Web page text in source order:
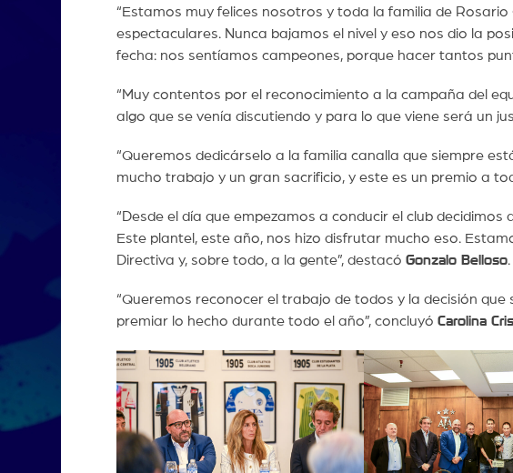
“Estamos muy felices nosotros y toda la familia de
espectaculares. Nunca bajamos el nivel y eso nos dio la
fecha: nos sentíamos campeones, porque hacer tantos
“Muy contentos por el reconocimiento a la campaña del
algo que se venía discutiendo y para lo que viene será un
“Queremos dedicárselo a la familia canalla que siempre
mucho trabajo y un gran sacrificio, y este es un premio a
“Desde el día que empezamos a conducir el club
Este plantel, este año, nos hizo disfrutar mucho eso.
Directiva y, sobre todo, a la gente”, destacó Gonzalo Belloso.
“Queremos reconocer el trabajo de todos y la decisión
premiar lo hecho durante todo el año”, concluyó Carolina